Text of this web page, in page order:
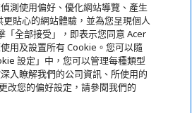
All Rights Reserved.
測使用偏好、優化網站導覽、產生
貼心的網站體驗，並為您呈現個人
「全部接受」，即表示您同意 Acer
用及設置所有 Cookie。您可以隨
設定」中，您可以管理每種類型
入瞭解我們的公司資訊、所使用的
改您的偏好設定，請參閱我們的